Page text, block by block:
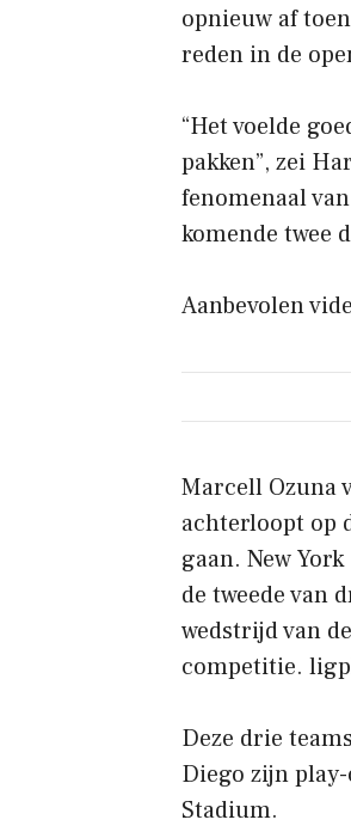
opnieuw af
reden in de
“Het voelde
pakken”, zei
fenomenaal
komende twee
Aanbevolen
Marcell Ozuna
achterloopt op
gaan. New
de tweede van
wedstrijd van
competitie.
Deze drie
Diego zijn
Stadium.